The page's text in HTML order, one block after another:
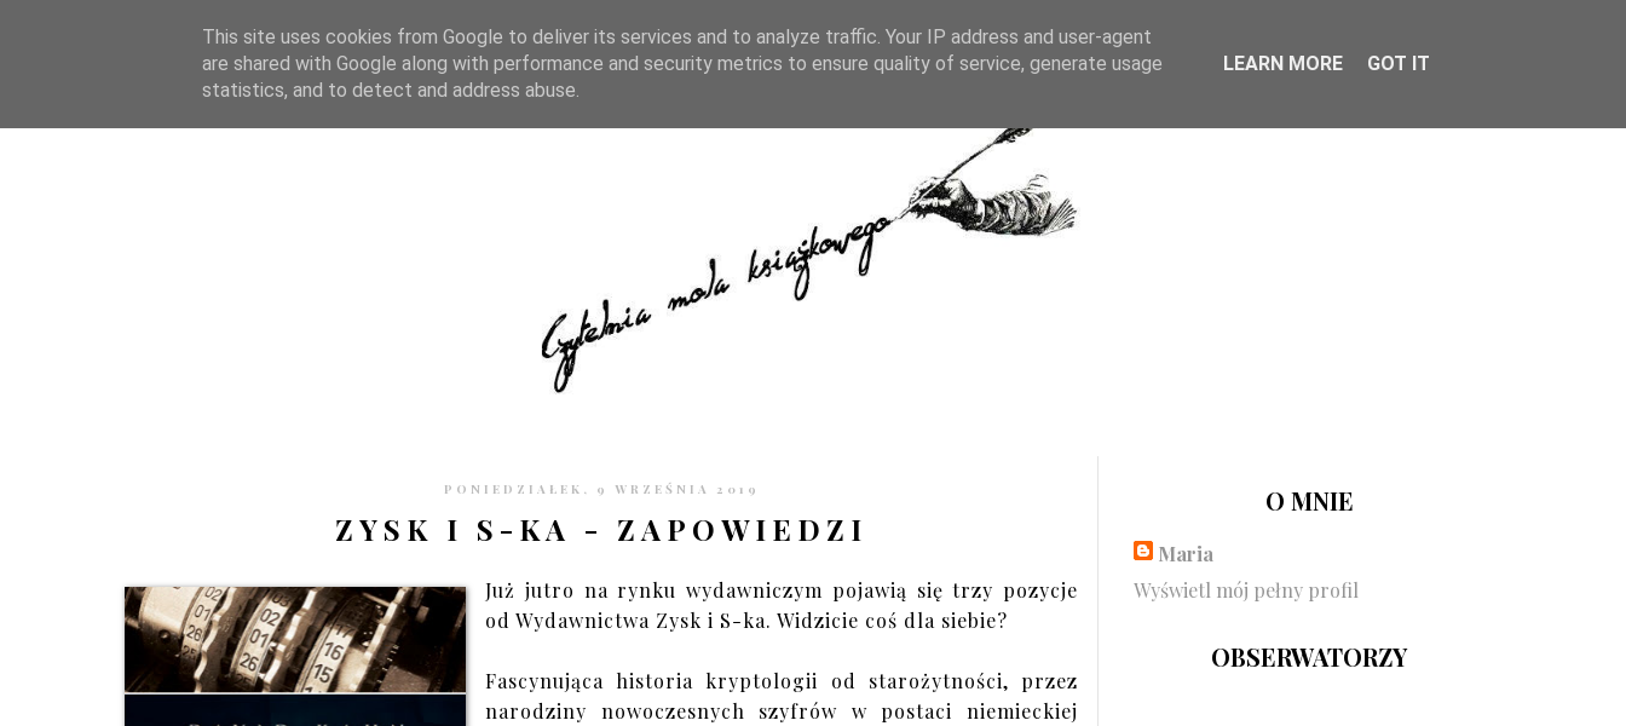
STRONA GŁÓWNA WSPÓŁPRACA RECENZJE O STRONIE KONTAKT CZYTELNIA PO GODZINACH
PONIEDZIAŁEK, 9 WRZEŚNIA 2019
ZYSK I S-KA - ZAPOWIEDZI
Już jutro na rynku wydawniczym pojawią się trzy pozycje
od Wydawnictwa Zysk i S-ka. Widzicie coś dla siebie?
Fascynująca historia kryptologii od starożytności, przez
narodziny nowoczesnych szyfrów w postaci niemieckiej
O MNIE
Maria
Wyświetl mój pełny profil
OBSERWATORZY
This site uses cookies from Google to deliver its services and to analyze traffic. Your IP address and user-agent
are shared with Google along with performance and security metrics to ensure quality of service, generate usage
statistics, and to detect and address abuse.
LEARN MORE GOT IT